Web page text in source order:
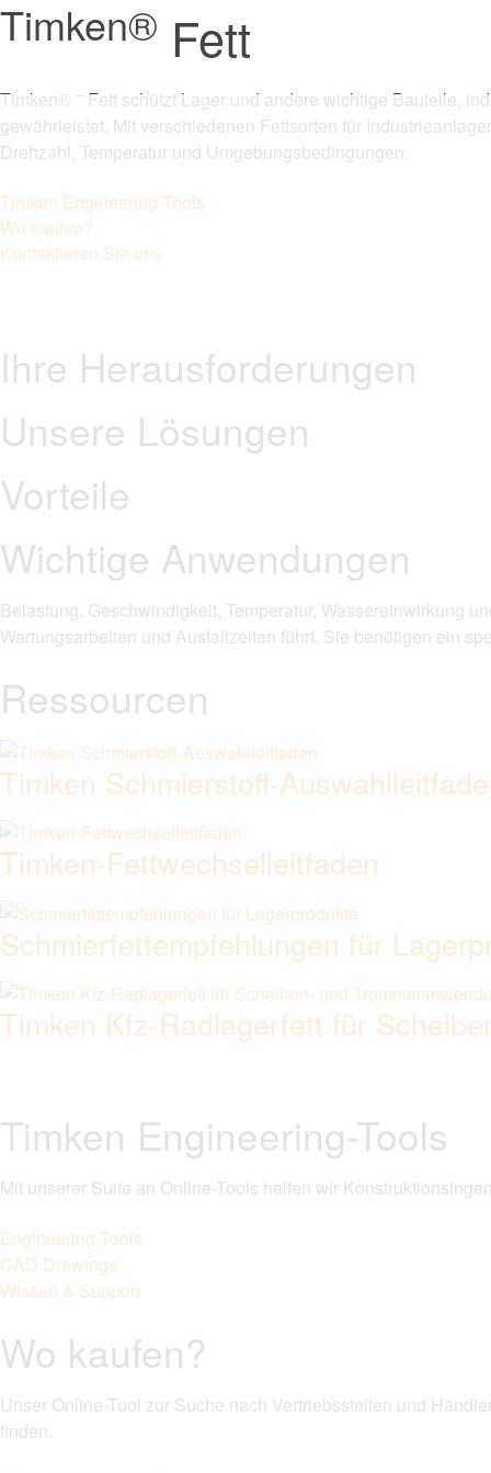
Timken® Fett
Timken® – Fett schützt Lager und andere wichtige Bauteile,
gewährleistet. Mit verschiedenen Fettsorten für
Drehzahl, Temperatur und Umgebungsbedingungen.
Timken Engineering-Tools
Wo kaufen?
Kontaktieren Sie uns
Ihre Herausforderungen
Unsere Lösungen
Vorteile
Wichtige Anwendungen
Belastung, Geschwindigkeit, Temperatur, Wassereinwirkung
Wartungsarbeiten und Ausfallzeiten führt. Sie benötigen ein
Ressourcen
Timken Schmierstoff-
Timken-Fettwechselleitfaden
Schmierfettempfehlungen für
Timken Kfz-Radlagerfett für
Timken Engineering-Tools
Mit unserer Suite an Online-Tools helfen wir
Engineering-Tools
CAD Drawings
Wissen & Support
Wo kaufen?
Unser Online-Tool zur Suche nach Vertriebsstellen und
finden.